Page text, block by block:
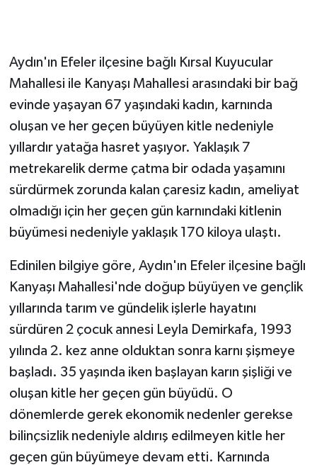
Aydın'ın Efeler ilçesine bağlı Kırsal Kuyucular
Mahallesi ile Kanyaşı Mahallesi arasındaki bir bağ
evinde yaşayan 67 yaşındaki kadın, karnında
oluşan ve her geçen büyüyen kitle nedeniyle
yıllardır yatağa hasret yaşıyor. Yaklaşık 7
metrekarelik derme çatma bir odada yaşamını
sürdürmek zorunda kalan çaresiz kadın, ameliyat
olmadığı için her geçen gün karnındaki kitlenin
büyümesi nedeniyle yaklaşık 170 kiloya ulaştı.
Edinilen bilgiye göre, Aydın'ın Efeler ilçesine bağlı
Kanyaşı Mahallesi'nde doğup büyüyen ve gençlik
yıllarında tarım ve gündelik işlerle hayatını
sürdüren 2 çocuk annesi Leyla Demirkafa, 1993
yılında 2. kez anne olduktan sonra karnı şişmeye
başladı. 35 yaşında iken başlayan karın şişliği ve
oluşan kitle her geçen gün büyüdü. O
dönemlerde gerek ekonomik nedenler gerekse
bilinçsizlik nedeniyle aldırış edilmeyen kitle her
geçen gün büyümeye devam etti. Karnında
HABERDE İNSAN
İNSAN
İş Dünyası
Jandarma
Kadın
MAGAZİN
Otomobil
POLİTİKA
Sağlık
SİYASET